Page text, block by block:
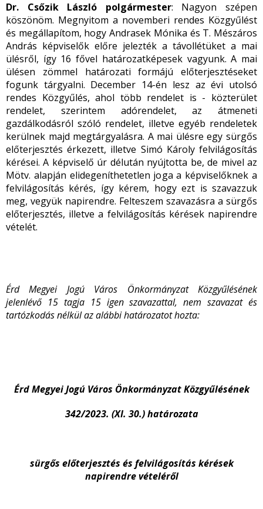
Dr. Csőzik László polgármester: Nagyon szépen
köszönöm. Megnyitom a novemberi rendes Közgyűlést
és megállapítom, hogy Andrasek Mónika és T. Mészáros
András képviselők előre jelezték a távollétüket a mai
ülésről, így 16 fővel határozatképesek vagyunk. A mai
ülésen zömmel határozati formájú előterjesztéseket
fogunk tárgyalni. December 14-én lesz az évi utolsó
rendes Közgyűlés, ahol több rendelet is - közterület
rendelet, szerintem adórendelet, az átmeneti
gazdálkodásról szóló rendelet, illetve egyéb rendeletek
kerülnek majd megtárgyalásra. A mai ülésre egy sürgős
előterjesztés érkezett, illetve Simó Károly felvilágosítás
kérései. A képviselő úr délután nyújtotta be, de mivel az
Mötv. alapján elidegeníthetetlen joga a képviselőknek a
felvilágosítás kérés, így kérem, hogy ezt is szavazzuk
meg, vegyük napirendre. Felteszem szavazásra a sürgős
előterjesztés, illetve a felvilágosítás kérések napirendre
vételét.
Érd Megyei Jogú Város Önkormányzat Közgyűlésének
jelenlévő 15 tagja 15 igen szavazattal, nem szavazat és
tartózkodás nélkül az alábbi határozatot hozta:
Érd Megyei Jogú Város Önkormányzat Közgyűlésének
342/2023. (XI. 30.) határozata
sürgős előterjesztés és felvilágosítás kérések
napirendre vételéről